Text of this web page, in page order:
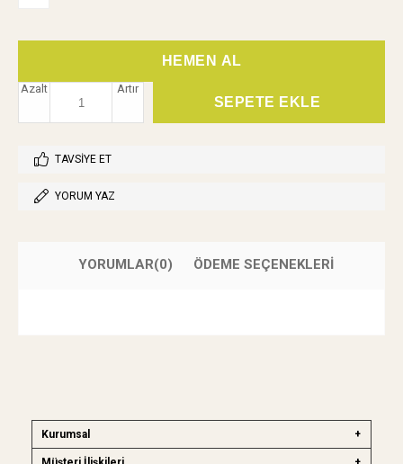
Artır
Azalt
TAVSIYE ET
YORUM YAZ
YORUMLAR(0) ÖDEME SEÇENEKLERI
Kurumsal